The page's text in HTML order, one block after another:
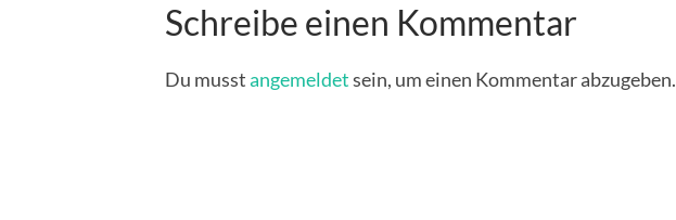
Schreibe einen Kommentar
Du musstangemeldetsein, um einen Kommentar abzugeben.